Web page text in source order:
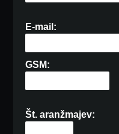
E-mail:
GSM:
Št. aranžmajev: